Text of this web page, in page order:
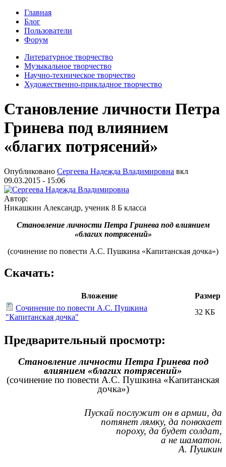
Главная
Блог
Пользователи
Форум
Литературное творчество
Музыкальное творчество
Научно-техническое творчество
Художественно-прикладное творчество
Становление личности Петра
Гринева под влиянием
«благих потрясений»
Опубликовано Сергеева Надежда Владимировна вкл
09.03.2015 - 15:06
Автор:
Никашкин Александр, ученик 8 Б класса
Становление личности Петра Гринева под влиянием
«благих потрясений»
(сочинение по повести А.С. Пушкина «Капитанская дочка»)
Скачать:
Вложение
Размер
Сочинение по повести А.С. Пушкина
"Капитанская дочка"
32 КБ
Предварительный просмотр:
Становление личности Петра Гринева под
влиянием «благих потрясений»
(сочинение по повести А.С. Пушкина «Капитанская
дочка»)
Пускай послужит он в армии, да
потянет лямку, да понюхает
пороху, да будет солдат,
а не шаматон.
А. Пушкин